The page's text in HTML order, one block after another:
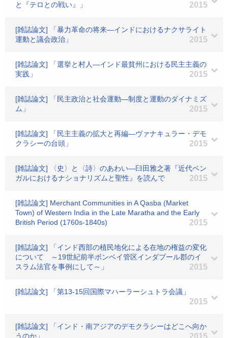
と『テロとの戦い』」
2015
[雑誌論文] 「暴力革命の将来―インドにおけるナクサライト
運動と議会政治」
2015
[雑誌論文] 「選挙と村人―インド最貧州における民主主義の
実践」
2015
[雑誌論文] 「民主政治と社会運動―制度と運動のダイナミズ
ム」
2015
[雑誌論文] 「民主主義の拡大と再編―ヴァナキュラー・デモ
クラシーの台頭」
2015
[雑誌論文] 〈史〉と〈詩〉のあわい―臼田雅之著『近代ベン
ガルにおけるナショナリズムと聖性』を読んで
2015
[雑誌論文] Merchant Communities in A Qasba (Market
Town) of Western India in the Late Maratha and the Early
British Period (1760s-1840s)
2015
[雑誌論文] 「インド西部の植民地化による在地の権益の変化
について ～19世紀前半ボンベイ管区インダプール郡のイ
スラム法官を事例にして～」
2015
[雑誌論文] 「第13-15回国際マハーラーシュトラ会議」
2015
[雑誌論文] 「インド・南アジアのデモクラシーはどこへ向か
うのか」
2015